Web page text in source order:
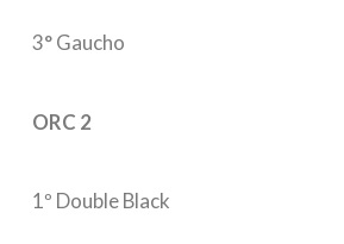
3° Gaucho
ORC 2
1º Double Black